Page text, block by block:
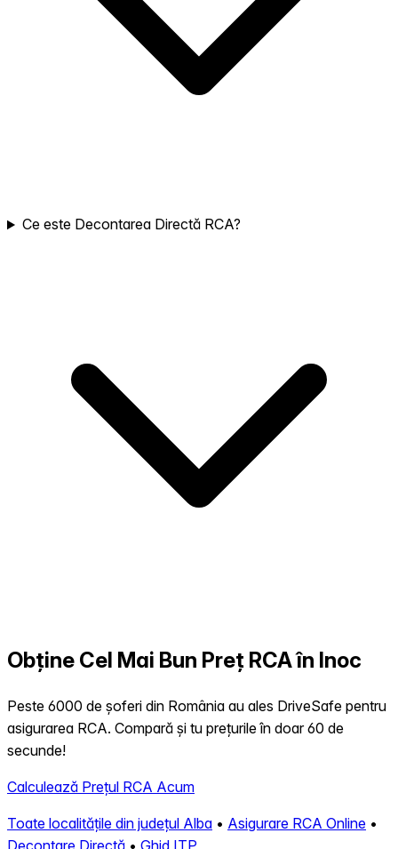
Ce este Decontarea Directă RCA?
Obține Cel Mai Bun Preț RCA în Inoc
Peste 6000 de șoferi din România au ales DriveSafe pentru
asigurarea RCA. Compară și tu prețurile în doar 60 de
secunde!
Calculează Prețul RCA Acum
Toate localitățile din județul Alba • Asigurare RCA Online •